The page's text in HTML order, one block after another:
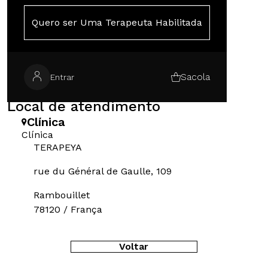
Quero ser Uma Terapeuta Habilitada
Entrar Sacola
Contatos
WhatsApp
Local de atendimento
Clínica
Clínica
TERAPEYA
rue du Général de Gaulle, 109
Rambouillet
78120 / França
Voltar